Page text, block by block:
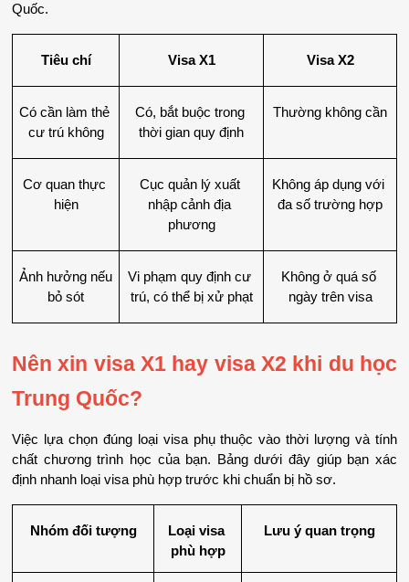
Quốc.
Tiêu chí Visa X1 Visa X2
Có cần làm thẻ
cư trú không
Có, bắt buộc trong
thời gian quy định
Thường không cần
Cơ quan thực
hiện
Cục quản lý xuất
nhập cảnh địa
phương
Không áp dụng với
đa số trường hợp
Ảnh hưởng nếu
bỏ sót
Vi phạm quy định cư
trú, có thể bị xử phạt
Không ở quá số
ngày trên visa
Nên xin visa X1 hay visa X2 khi du học
Trung Quốc?
Việc lựa chọn đúng loại visa phụ thuộc vào thời lượng và tính
chất chương trình học của bạn. Bảng dưới đây giúp bạn xác
định nhanh loại visa phù hợp trước khi chuẩn bị hồ sơ.
Nhóm đối tượng
Loại visa
phù hợp
Lưu ý quan trọng